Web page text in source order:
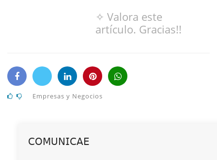
✧ Valora este
artículo. Gracias!!
Empresas y Negocios
𝖢𝖮𝖬𝖴𝖭𝖨𝖢𝖠𝖤